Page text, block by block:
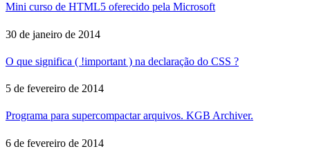
Mini curso de HTML5 oferecido pela Microsoft
30 de janeiro de 2014
O que significa ( !important ) na declaração do CSS ?
5 de fevereiro de 2014
Programa para supercompactar arquivos. KGB Archiver.
6 de fevereiro de 2014